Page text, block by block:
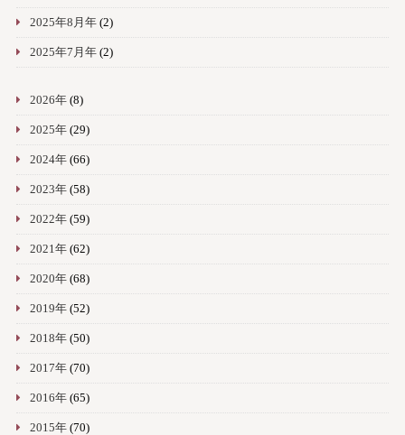
2025年8月年(2)
2025年7月年(2)
2026年(8)
2025年(29)
2024年(66)
2023年(58)
2022年(59)
2021年(62)
2020年(68)
2019年(52)
2018年(50)
2017年(70)
2016年(65)
2015年(70)